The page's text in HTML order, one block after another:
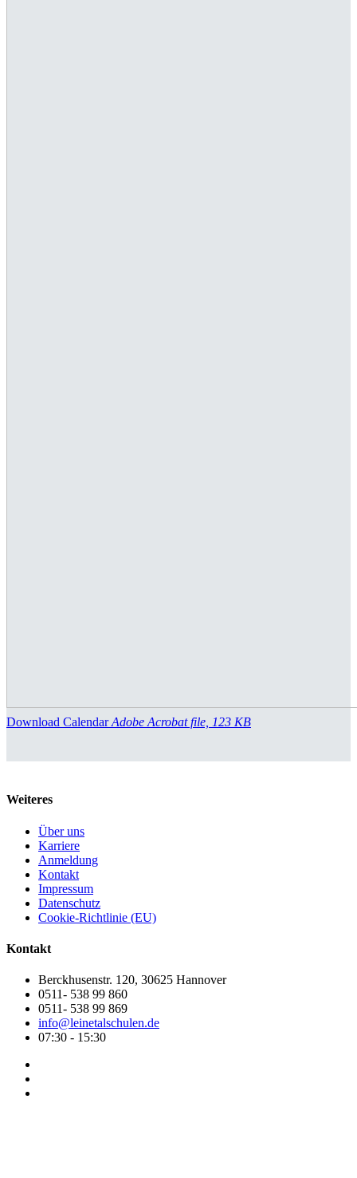
Download Calendar Adobe Acrobat file, 123 КB
Weiteres
Über uns
Karriere
Anmeldung
Kontakt
Impressum
Datenschutz
Cookie-Richtlinie (EU)
Kontakt
Berckhusenstr. 120, 30625 Hannover
0511- 538 99 860
0511- 538 99 869
info@leinetalschulen.de
07:30 - 15:30